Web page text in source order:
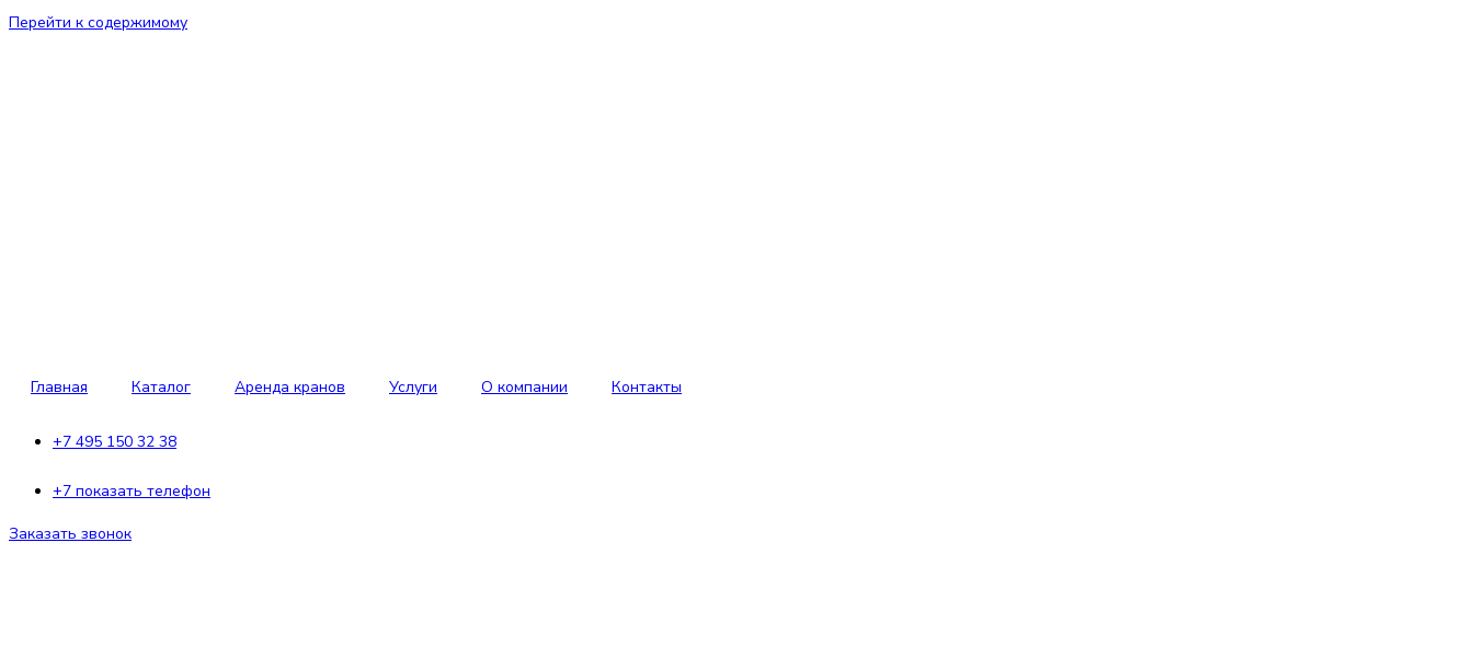
Перейти к содержимому
Главная Каталог Аренда кранов Услуги О компании Контакты
+7 495 150 32 38
+7 показать телефон
Заказать звонок